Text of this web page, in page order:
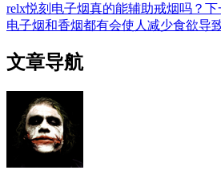
relx悦刻电子烟真的能辅助戒烟吗？ 下
电子烟和香烟都有会使人减少食欲导
文章导航